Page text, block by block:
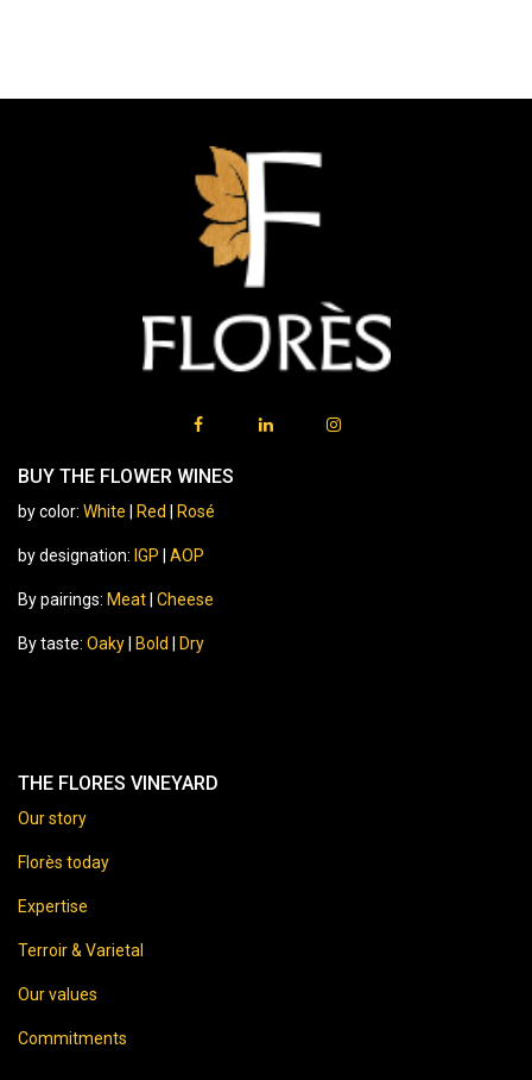
BUY THE FLOWER WINES
by color: White Red Rosé
by designation: IGP AOP
By pairings: Meat Cheese
By taste: Oaky Bold Dry
THE FLORES VINEYARD
Our story
Florès today
Expertise
Terroir & Varietal
Our values
Commitments